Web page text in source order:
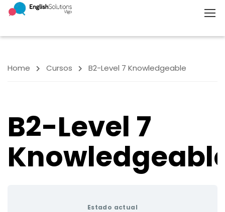
Home Cursos B2-Level 7 Knowledgeable
B2-Level 7
Estado actual